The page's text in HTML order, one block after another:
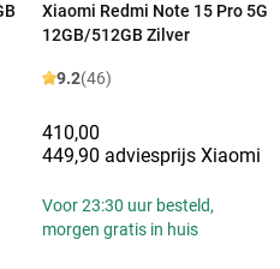
Xiaomi Redmi Note 15 Pro 5G
12GB/512GB Zilver
9.2(46)
410,00
449,90 adviesprijs Xiaomi
Voor 23:30 uur besteld,
morgen gratis in huis